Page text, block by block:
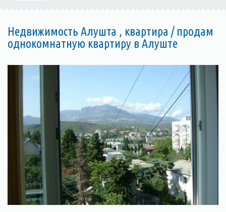
Недвижимость Алушта , квартира / продам
однокомнатную квартиру в Алуште